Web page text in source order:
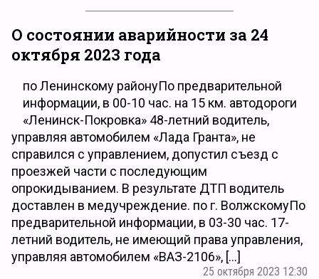
О состоянии аварийности за 24
октября 2023 года
по Ленинскому районуПо предварительной
информации, в 00-10 час. на 15 км. автодороги
«Ленинск-Покровка» 48-летний водитель,
управляя автомобилем «Лада Гранта», не
справился с управлением, допустил съезд с
проезжей части с последующим
опрокидыванием. В результате ДТП водитель
доставлен в медучреждение. по г. ВолжскомуПо
предварительной информации, в 03-30 час. 17-
летний водитель, не имеющий права управления,
управляя автомобилем «ВАЗ-2106», […]
25 октября 2023 12:30